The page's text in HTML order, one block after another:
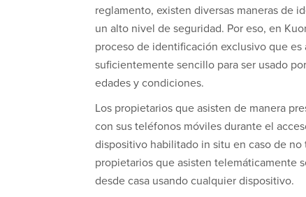
reglamento, existen diversas maneras de
un alto nivel de seguridad. Por eso, en
proceso de identificación exclusivo que
suficientemente sencillo para ser usado
edades y condiciones.
Los propietarios que asisten de manera
con sus teléfonos móviles durante el
dispositivo habilitado in situ en caso de
propietarios que asisten telemáticamente
desde casa usando cualquier dispositivo.